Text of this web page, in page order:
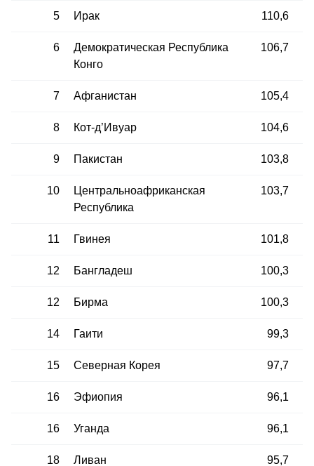
5 Ирак 110,6
6
Демократическая Республика
Конго
106,7
7 Афганистан 105,4
8 Кот-д’Ивуар 104,6
9 Пакистан 103,8
10
Центральноафриканская
Республика
103,7
11 Гвинея 101,8
12 Бангладеш 100,3
12 Бирма 100,3
14 Гаити 99,3
15 Северная Корея 97,7
16 Эфиопия 96,1
16 Уганда 96,1
18 Ливан 95,7